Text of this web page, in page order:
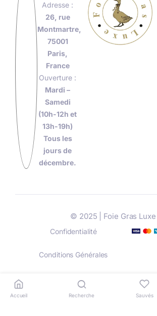
Accueil Recherche Sauvés
Adresse :
26, rue
Montmartre,
75001
Paris,
France
Ouverture :
Mardi –
Samedi
(10h-12h et
13h-19h)
Tous les
jours de
décembre.
© 2025 | Foie Gras Luxe
Confidentialité
Conditions Générales